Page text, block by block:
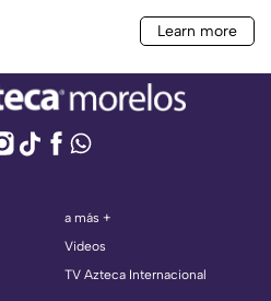
a más +
Videos
TV Azteca Internacional